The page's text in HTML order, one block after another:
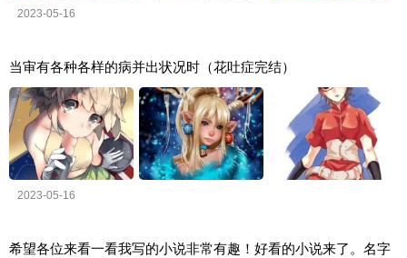
2023-05-16
当审有各种各样的病并出状况时（花吐症完结）
2023-05-16
希望各位来看一看我写的小说非常有趣！好看的小说来了。名字